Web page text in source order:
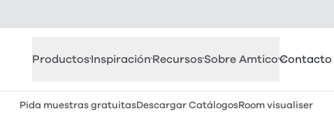
ProductosInspiraciónRecursosSobre AmticoContacto
Pida muestras gratuitasDescargar CatálogosRoom visualiser